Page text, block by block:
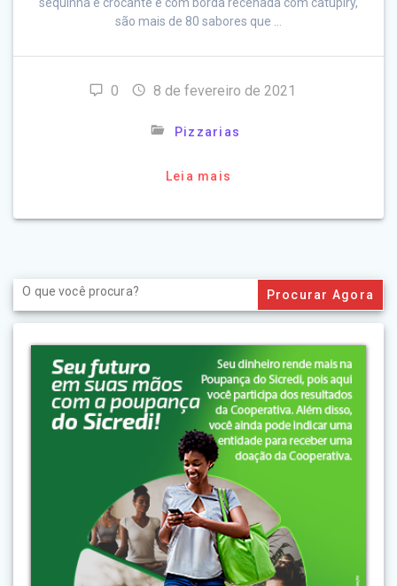
são mais de 80 sabores que …
0 8 de fevereiro de 2021
Pizzarias
Leia mais
Search
for: